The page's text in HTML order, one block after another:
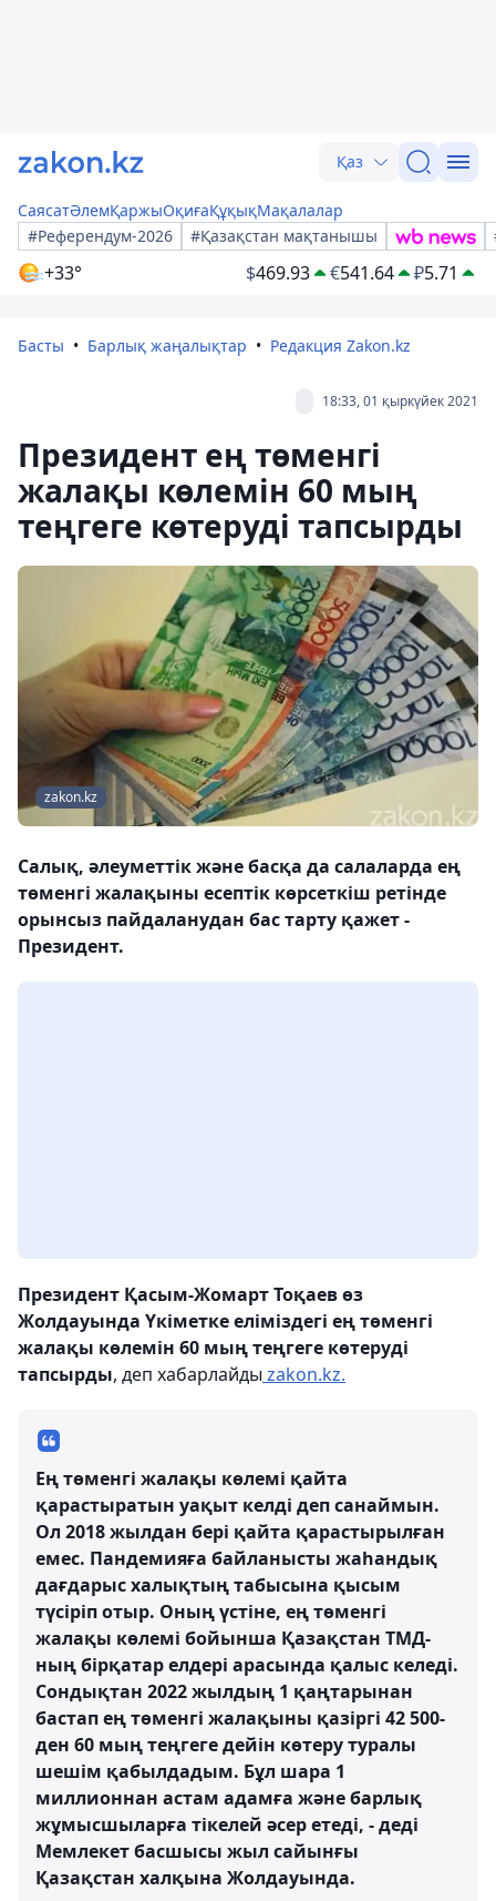
Қаз
СаясатӘлемҚаржыОқиғаҚұқықМақалалар
#Референдум-2026
#Қазақстан мақтанышы
+33° $469.93 €541.64 ₽5.71
Басты Барлық жаңалықтар Редакция Zakon.kz
18:33, 01 қыркүйек 2021
Президент ең төменгі
жалақы көлемін 60 мың
теңгеге көтеруді тапсырды
zakon.kz
Салық, әлеуметтік және басқа да салаларда ең
төменгі жалақыны есептік көрсеткіш ретінде
орынсыз пайдаланудан бас тарту қажет -
Президент.
Президент Қасым-Жомарт Тоқаев өз
Жолдауында Үкіметке еліміздегі ең төменгі
жалақы көлемін 60 мың теңгеге көтеруді
тапсырды, деп хабарлайды zakon.kz.
Ең төменгі жалақы көлемі қайта
қарастыратын уақыт келді деп санаймын.
Ол 2018 жылдан бері қайта қарастырылған
емес. Пандемияға байланысты жаһандық
дағдарыс халықтың табысына қысым
түсіріп отыр. Оның үстіне, ең төменгі
жалақы көлемі бойынша Қазақстан ТМД-
ның бірқатар елдері арасында қалыс келеді.
Сондықтан 2022 жылдың 1 қаңтарынан
бастап ең төменгі жалақыны қазіргі 42 500-
ден 60 мың теңгеге дейін көтеру туралы
шешім қабылдадым. Бұл шара 1
миллионнан астам адамға және барлық
жұмысшыларға тікелей әсер етеді, - деді
Мемлекет басшысы жыл сайынғы
Қазақстан халқына Жолдауында.